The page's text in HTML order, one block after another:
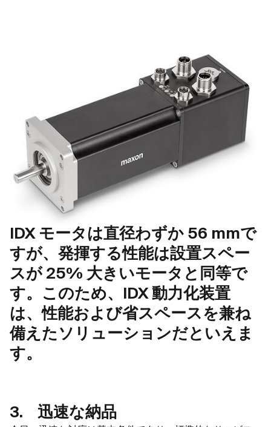
IDX モータは直径わずか 56 mmで
すが、発揮する性能は設置スペー
スが 25% 大きいモータと同等で
す。このため、IDX 動力化装置
は、性能および省スペースを兼ね
備えたソリューションだといえま
す。
3. 迅速な納品